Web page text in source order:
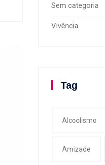
Sem categoria
Vivência
Tag
Alcoolismo
Amizade